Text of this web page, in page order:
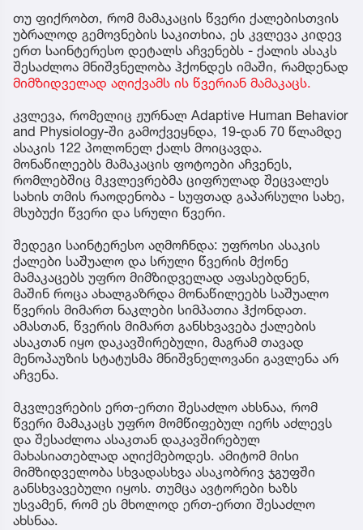
თუ ფიქრობთ, რომ მამაკაცის წვერი ქალებისთვის
უბრალოდ გემოვნების საკითხია, ეს კვლევა კიდევ
ერთ საინტერესო დეტალს აჩვენებს - ქალის ასაკს
შესაძლოა მნიშვნელობა ჰქონდეს იმაში, რამდენად
მიმზიდველად აღიქვამს ის წვერიან მამაკაცს.
კვლევა, რომელიც ჟურნალ Adaptive Human Behavior
and Physiology-ში გამოქვეყნდა, 19-დან 70 წლამდე
ასაკის 122 პოლონელ ქალს მოიცავდა.
მონაწილეებს მამაკაცის ფოტოები აჩვენეს,
რომლებშიც მკვლევრებმა ციფრულად შეცვალეს
სახის თმის რაოდენობა - სუფთად გაპარსული სახე,
მსუბუქი წვერი და სრული წვერი.
შედეგი საინტერესო აღმოჩნდა: უფროსი ასაკის
ქალები საშუალო და სრული წვერის მქონე
მამაკაცებს უფრო მიმზიდველად აფასებდნენ,
მაშინ როცა ახალგაზრდა მონაწილეებს საშუალო
წვერის მიმართ ნაკლები სიმპათია ჰქონდათ.
ამასთან, წვერის მიმართ განსხვავება ქალების
ასაკთან იყო დაკავშირებული, მაგრამ თავად
მენოპაუზის სტატუსმა მნიშვნელოვანი გავლენა არ
აჩვენა.
მკვლევრების ერთ-ერთი შესაძლო ახსნაა, რომ
წვერი მამაკაცს უფრო მომწიფებულ იერს აძლევს
და შესაძლოა ასაკთან დაკავშირებულ
მახასიათებლად აღიქმებოდეს. ამიტომ მისი
მიმზიდველობა სხვადასხვა ასაკობრივ ჯგუფში
განსხვავებული იყოს. თუმცა ავტორები ხაზს
უსვამენ, რომ ეს მხოლოდ ერთ-ერთი შესაძლო
ახსნაა.